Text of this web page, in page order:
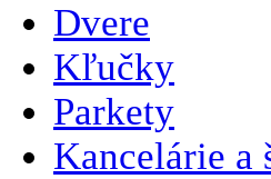
Dvere
Kľučky
Parkety
Kancelárie a